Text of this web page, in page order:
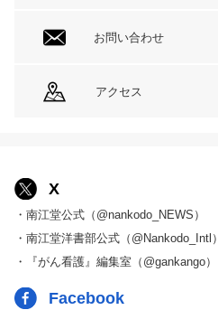
お問い合わせ
アクセス
X
・南江堂公式（@nankodo_NEWS）
・南江堂洋書部公式（@Nankodo_Intl）
・『がん看護』編集室（@gankango）
Facebook